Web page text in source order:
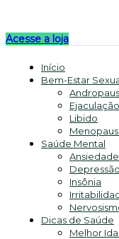
Acesse a loja
Início
Bem-Estar
Libido
Saúde Mental
Ansiedade
Depressão
Insônia
Dicas de Saúde
Melhor